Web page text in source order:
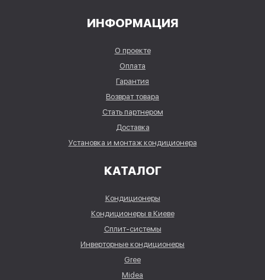
ИНФОРМАЦИЯ
О проекте
Оплата
Гарантия
Возврат товара
Стать партнером
Доставка
Установка и монтаж кондиционера
КАТАЛОГ
Кондиционеры
Кондиционеры в Киеве
Сплит-системы
Инверторные кондиционеры
Gree
Midea